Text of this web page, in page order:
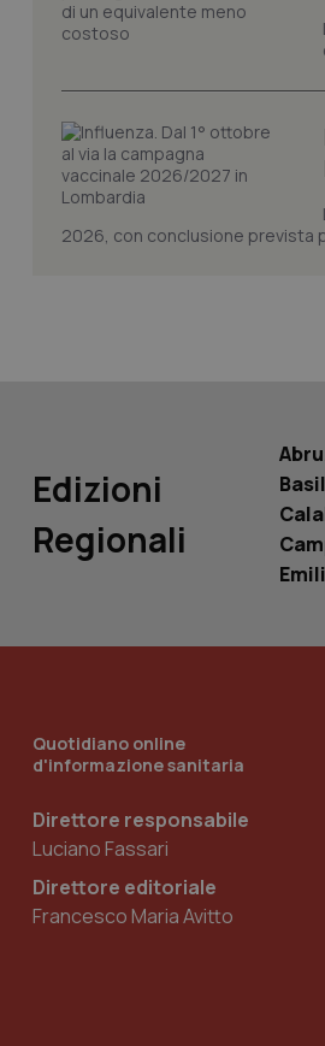
2026, con conclusione prevista
Edizioni
Regionali
Quotidiano online
d'informazione sanitaria
Direttore responsabile
Luciano Fassari
Direttore editoriale
Francesco Maria Avitto